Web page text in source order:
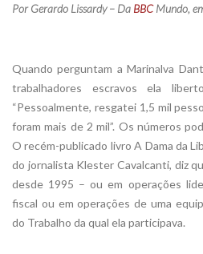
Por Gerardo Lissardy – Da BBCMundo,
Quando perguntam a Marinalva
trabalhadores escravos ela
“Pessoalmente, resgatei 1,5 mil
foram mais de 2 mil”. Os números
O recém-publicado livro A Dama da
do jornalista Klester Cavalcanti, diz
desde 1995 – ou em operações
fiscal ou em operações de uma
do Trabalho da qual ela participava.